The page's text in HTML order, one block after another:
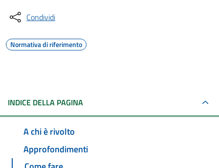
Condividi
Normativa di riferimento
INDICE DELLA PAGINA
A chi è rivolto
Approfondimenti